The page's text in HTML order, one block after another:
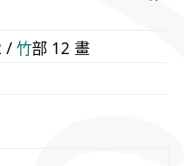
/⽵部 12 畫